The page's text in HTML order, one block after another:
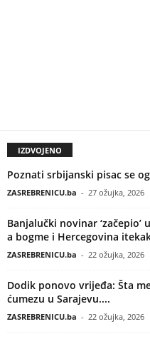
IZDVOJENO
Poznati srbijanski pisac se
ZASREBRENICU.ba - 27 ožujka, 2026
Banjalučki novinar
a bogme i Hercegovina
ZASREBRENICU.ba - 22 ožujka, 2026
Dodik ponovo vrijeđa: Šta
ćumezu u Sarajevu....
ZASREBRENICU.ba - 22 ožujka, 2026